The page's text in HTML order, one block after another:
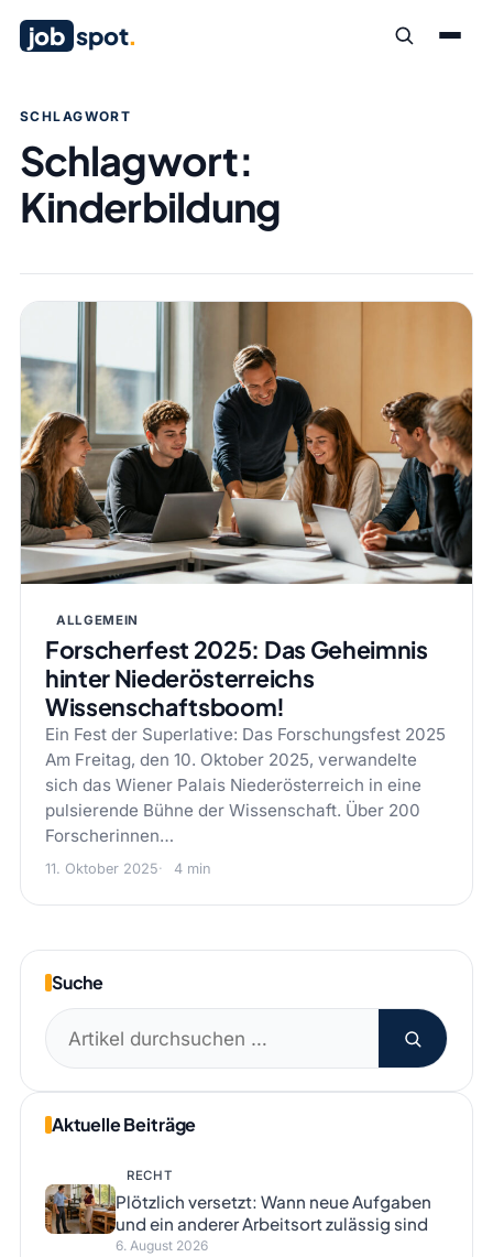
job spot.
SCHLAGWORT
Schlagwort:
Kinderbildung
ALLGEMEIN
Forscherfest 2025: Das Geheimnis
hinter Niederösterreichs
Wissenschaftsboom!
Ein Fest der Superlative: Das Forschungsfest 2025
Am Freitag, den 10. Oktober 2025, verwandelte
sich das Wiener Palais Niederösterreich in eine
pulsierende Bühne der Wissenschaft. Über 200
Forscherinnen…
11. Oktober 2025 4 min
Suche
Suchen
nach:
Aktuelle Beiträge
RECHT
Plötzlich versetzt: Wann neue Aufgaben
und ein anderer Arbeitsort zulässig sind
6. August 2026